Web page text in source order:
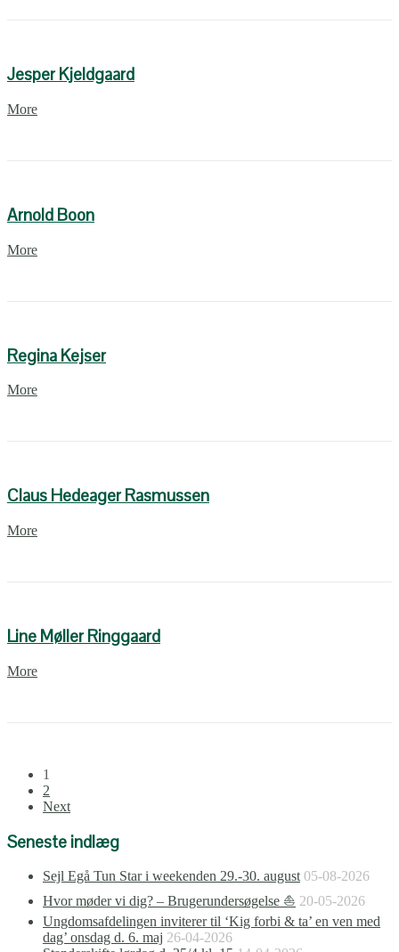
Jesper Kjeldgaard
More
Arnold Boon
More
Regina Kejser
More
Claus Hedeager Rasmussen
More
Line Møller Ringgaard
More
1
2
Next
Seneste indlæg
Sejl Egå Tun Star i weekenden 29.-30. august 05-08-2026
Hvor møder vi dig? – Brugerundersøgelse ⛵ 20-05-2026
Ungdomsafdelingen inviterer til ‘Kig forbi & ta’ en ven med
dag’ onsdag d. 6. maj 26-04-2026